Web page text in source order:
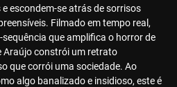
escondem-se atrás de sorrisos
Filmado em tempo real,
que amplifica o horror de
Araújo constrói um retrato
que corrói uma sociedade. Ao
algo banalizado e insidioso, este é